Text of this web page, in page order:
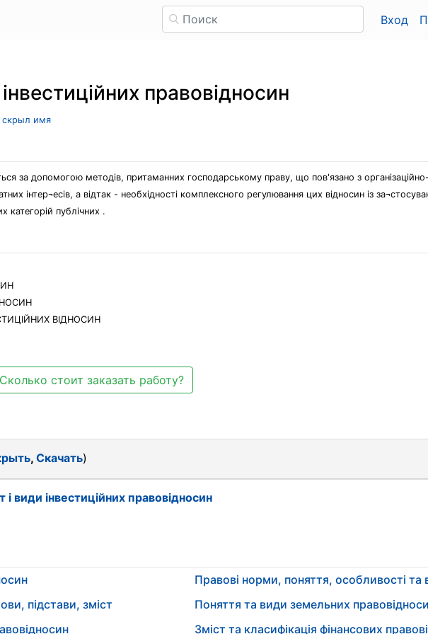
Вход
правовідносин
скрыл имя
за допомогою методів, притаманних господарському праву, що пов'язано з
інтер¬есів, а відтак - необхідності комплексного регулювання цих відносин із
категорій публічних .
ВІДНОСИН
Сколько стоит заказать работу?
, Скачать)
і види інвестиційних правовідносин
підстави, зміст
Правові норми, поняття, особливості та
Поняття та види земельних
Зміст та класифікація фінансових